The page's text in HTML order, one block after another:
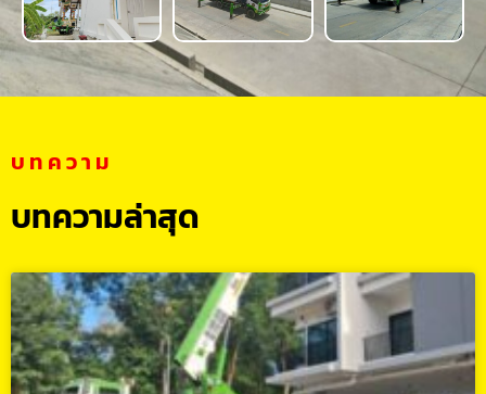
บทความ
บทความล่าสุด